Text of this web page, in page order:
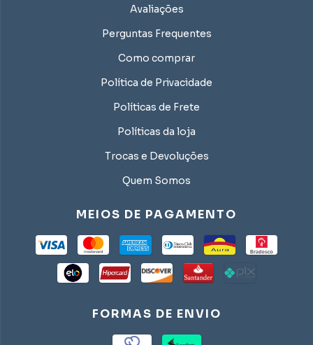
Avaliações
Perguntas Frequentes
Como comprar
Política de Privacidade
Políticas de Frete
Políticas da loja
Trocas e Devoluções
Quem Somos
MEIOS DE PAGAMENTO
FORMAS DE ENVIO